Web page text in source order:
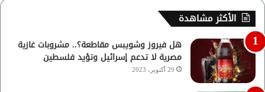
الأكثر مشاهدة
هل فيروز وشويبس مقاطعة؟.. مشروبات غازية
مصرية لا تدعم إسرائيل وتؤيد فلسطين
29 أكتوبر، 2023